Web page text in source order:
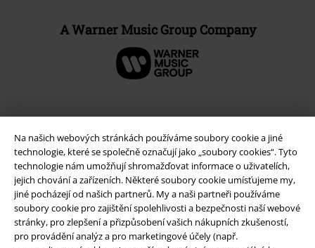
Na našich webových stránkách používáme soubory cookie a jiné
technologie, které se společně označují jako „soubory cookies“. Tyto
technologie nám umožňují shromažďovat informace o uživatelích,
jejich chování a zařízeních. Některé soubory cookie umísťujeme my,
jiné pocházejí od našich partnerů. My a naši partneři používáme
soubory cookie pro zajištění spolehlivosti a bezpečnosti naší webové
stránky, pro zlepšení a přizpůsobení vašich nákupních zkušeností,
pro provádění analýz a pro marketingové účely (např.
A Warner Music Group Company
Právní informace